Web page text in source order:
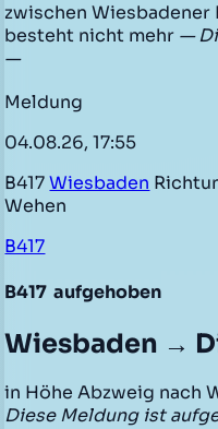
zwischen Wiesbadener
besteht nicht mehr —
—
Meldung
04.08.26, 17:55
B417Wiesbaden
Wehen
B417
B417 aufgehoben
Wiesbaden →
in Höhe Abzweig nach
Diese Meldung ist